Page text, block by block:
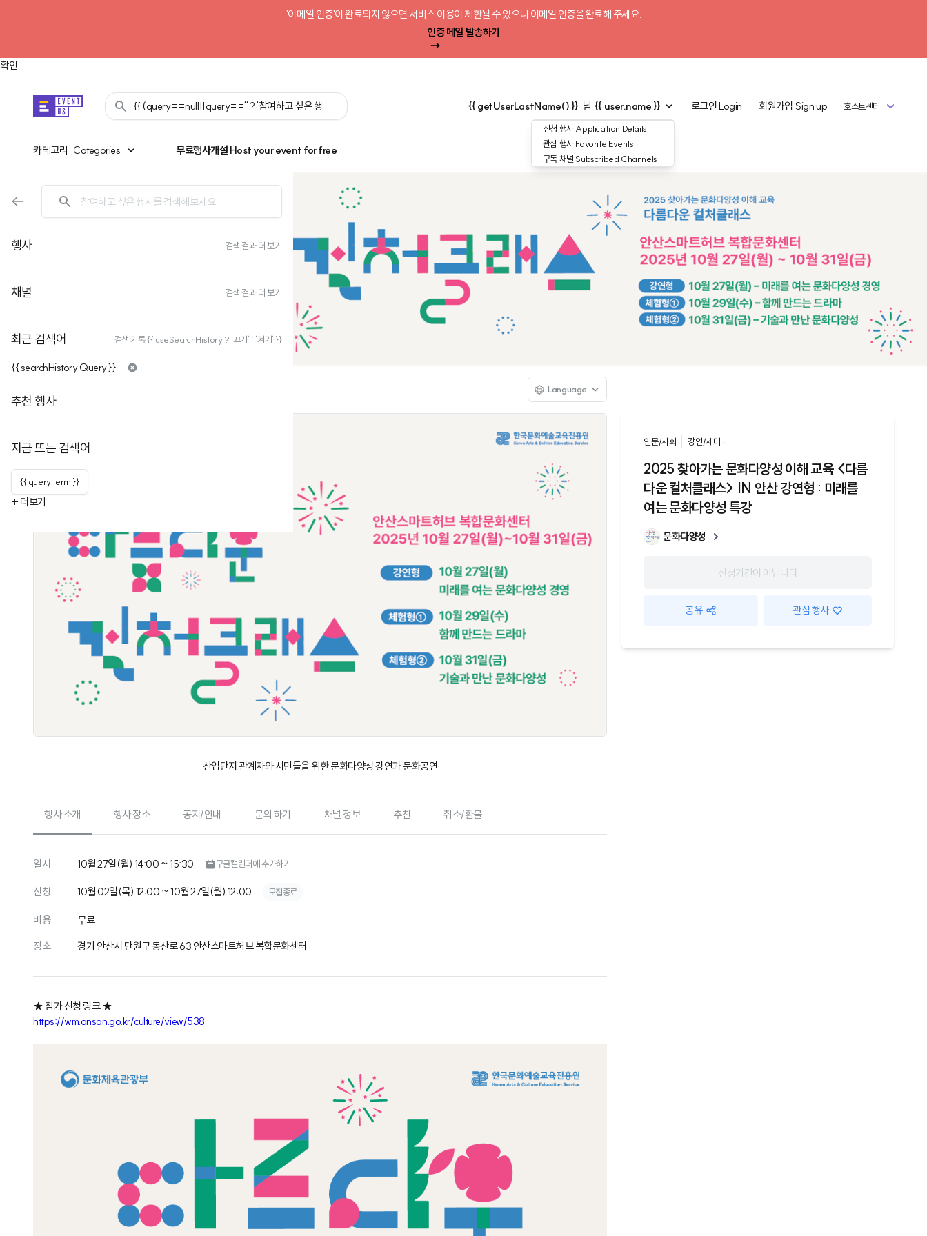
'이메일 인증'이 완료되지 않으면 서비스 이용이 제한될 수 있으니 이메일 인증을 완료해 주세요.
인증 메일 발송하기
확인
{{ (query==null||query=='' ? '참여하고 싶은 행사를 검색해 보세요':query) }} {{ getUserLastName() }} 님 {{ user.name }}
신청 행사Application Details
관심 행사Favorite Events
구독 채널 Subscribed Channels
로그인Login 회원가입 Sign up 호스트센터
카테고리 Categories
카테고리 | 무료행사개설 Host your event for free
행사 검색 결과 더 보기
채널 검색 결과 더 보기
최근 검색어 검색 기록 {{ useSearchHistory ? '끄기' : '켜기' }}
{{ searchHistory.Query }}
추천 행사
지금 뜨는 검색어
{{ query.term }}
+ 더보기
Language
산업단지 관계자와 시민들을 위한 문화다양성 강연과 문화공연
인문/사회 강연/세미나
2025 찾아가는 문화다양성 이해 교육 <다름
다운 컬처클래스> IN 안산 강연형 : 미래를
여는 문화다양성 특강
문화다양성
신청기간이 아닙니다
공유 관심 행사
행사 소개 행사 장소 공지/안내 문의 하기 채널 정보 추천 취소/환불
일시 10월 27일(월) 14:00 ~ 15:30 구글캘린더에 추가하기
신청 10월 02일(목) 12:00 ~ 10월 27일(월) 12:00 모집종료
비용
무료
장소
경기 안산시 단원구 동산로 63 안산스마트허브 복합문화센터